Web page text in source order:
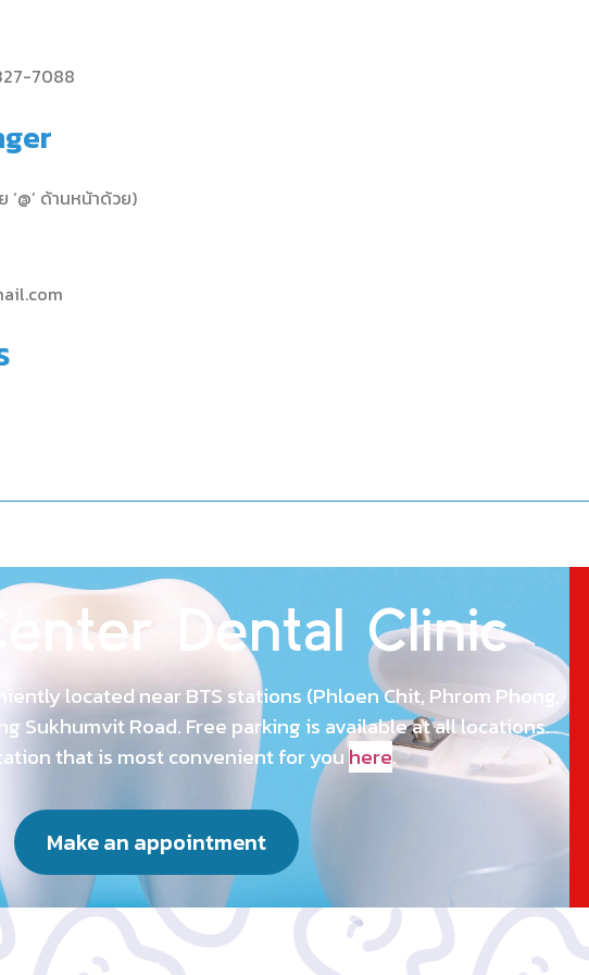
7088
ด้านหน้าด้วย)
Dental Clinic
located near BTS stations (Phloen Chit, Phrom Phong,
Sukhumvit Road. Free parking is available at all locations.
that is most convenient for youhere.
Make an appointment